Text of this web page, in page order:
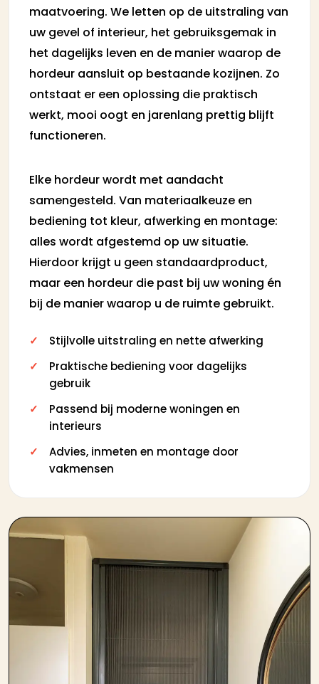
maatvoering. We letten op de uitstraling van
uw gevel of interieur, het gebruiksgemak in
het dagelijks leven en de manier waarop de
hordeur aansluit op bestaande kozijnen. Zo
ontstaat er een oplossing die praktisch
werkt, mooi oogt en jarenlang prettig blijft
functioneren.
Elke hordeur wordt met aandacht
samengesteld. Van materiaalkeuze en
bediening tot kleur, afwerking en montage:
alles wordt afgestemd op uw situatie.
Hierdoor krijgt u geen standaardproduct,
maar een hordeur die past bij uw woning én
bij de manier waarop u de ruimte gebruikt.
Stijlvolle uitstraling en nette afwerking
Praktische bediening voor dagelijks
gebruik
Passend bij moderne woningen en
interieurs
Advies, inmeten en montage door
vakmensen